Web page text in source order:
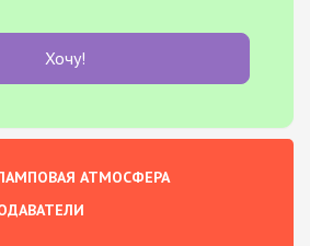
Хочу!
АТМОСФЕРА